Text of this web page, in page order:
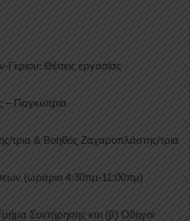
Γερίου: Θέσεις εργασίας
– Παγκύπρια
τρια & Βοηθός Ζαχαροπλάστης/τρια
(ωράριο 4:30πμ-11:00πμ)
Συντήρησης και (β) Οδηγοί